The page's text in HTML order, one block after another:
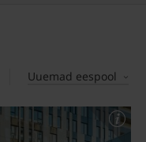
Uuemad eespool